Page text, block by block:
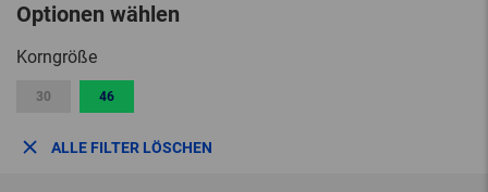
Optionen wählen
Korngröße
30 46
ALLE FILTER LÖSCHEN